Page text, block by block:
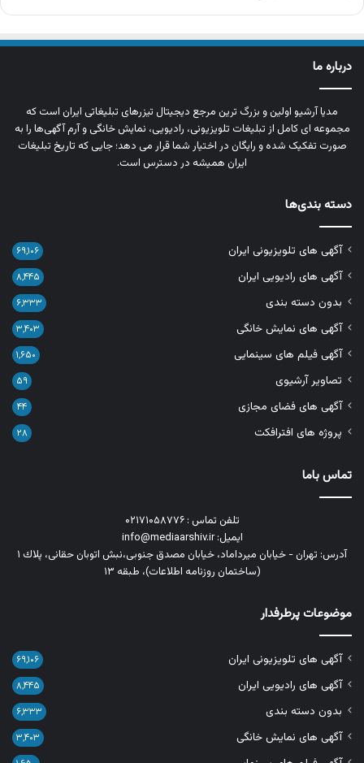
درباره ما
مدیا آرشیو اولین و بزرگ‌ ترین مرجع دیجیتال تیزرهای تبلیغاتی ایران است که
مجموعه‌ ای کامل از تبلیغات تلویزیونی، رادیویی، نمایش خانگی و آرم‌ آگهی‌ها را به‌
صورت تفکیک‌ شده و رایگان در اختیار شما قرار می‌ دهد؛ جایی که تاریخ تبلیغات
ایران همیشه در دسترس است.
دسته بندی‌ها
آگهی های تلویزیونی ایران ۶۹,۱۰۶
آگهی های رادیویی ایران ۸,۴۴۵
بدون دسته بندی ۶,۳۳۳
آگهی های نمایش خانگی ۳,۴۰۳
آگهی فیلم های سینمایی ۱,۶۵۰
تصاویر آرشیوی ۵۹
آگهی های فضای مجازی ۴۴
پروژه های افترافکت ۲۸
تماس باما
تلفن تماس : ۰۲۱۷۱۰۵۸۷۷۶
ایمیل: info@mediaarshiv.ir
آدرس: تهران - خیابان میرداماد، خیابان مصدق جنوبی،نبش اتوبان حقانی، پلاك ١
(ساختمان روزنامه اطلاعات)، طبقه ۱۳
موضوعات پرطرفدار
آگهی های تلویزیونی ایران ۶۹,۱۰۶
آگهی های رادیویی ایران ۸,۴۴۵
بدون دسته بندی ۶,۳۳۳
آگهی های نمایش خانگی ۳,۴۰۳